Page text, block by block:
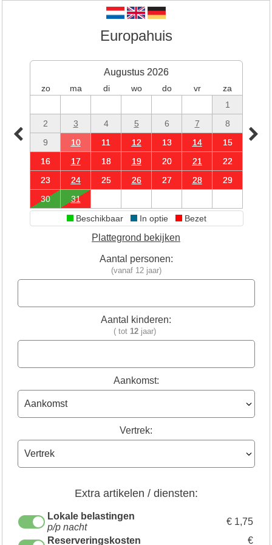
Europahuis
Augustus 2026
zo ma di wo do vr
za
1
2
3 4 5 6 7
8
9
10 11 12 13 14
15
16
17 18 19 20 21
22
23
24 25 26 27 28
29
30
31
Beschikbaar
In optie Bezet
Plattegrond bekijken
Aantal personen:
(vanaf 12 jaar)
Aantal kinderen:
( tot 12 jaar)
Aankomst:
Vertrek:
Extra artikelen / diensten:
Lokale belastingen
p/p nacht
€ 1,75
Reserveringskosten
€